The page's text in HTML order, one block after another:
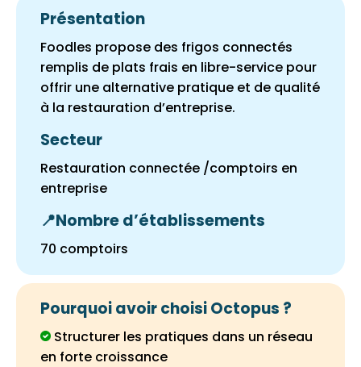
Présentation
Foodles propose des frigos connectés
remplis de plats frais en libre-service pour
offrir une alternative pratique et de qualité
à la restauration d’entreprise.
Secteur
Restauration connectée /comptoirs en
entreprise
📍Nombre d’établissements
70 comptoirs
Pourquoi avoir choisi Octopus ?
Structurer les pratiques dans un réseau
en forte croissance